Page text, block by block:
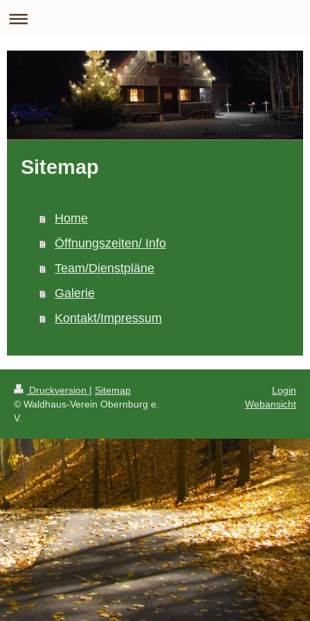
Sitemap
Home
Öffnungszeiten/ Info
Team/Dienstpläne
Galerie
Kontakt/Impressum
Druckversion | Sitemap
© Waldhaus-Verein Obernburg e.
V.
Login
Webansicht